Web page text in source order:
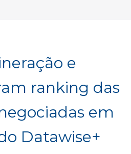
e
ranking das
em
Datawise+